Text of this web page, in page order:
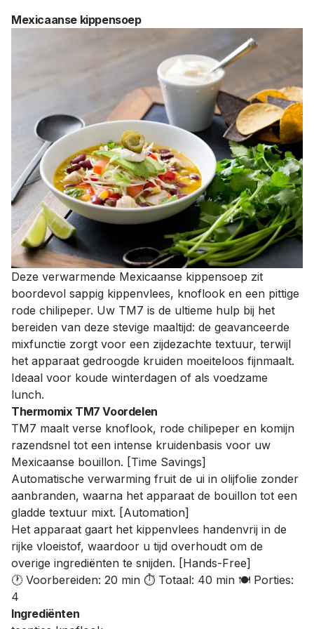
Mexicaanse kippensoep
Deze verwarmende Mexicaanse kippensoep zit
boordevol sappig kippenvlees, knoflook en een pittige
rode chilipeper. Uw TM7 is de ultieme hulp bij het
bereiden van deze stevige maaltijd: de geavanceerde
mixfunctie zorgt voor een zijdezachte textuur, terwijl
het apparaat gedroogde kruiden moeiteloos fijnmaalt.
Ideaal voor koude winterdagen of als voedzame
lunch.
Thermomix TM7 Voordelen
TM7 maalt verse knoflook, rode chilipeper en komijn
razendsnel tot een intense kruidenbasis voor uw
Mexicaanse bouillon. [Time Savings]
Automatische verwarming fruit de ui in olijfolie zonder
aanbranden, waarna het apparaat de bouillon tot een
gladde textuur mixt. [Automation]
Het apparaat gaart het kippenvlees handenvrij in de
rijke vloeistof, waardoor u tijd overhoudt om de
overige ingrediënten te snijden. [Hands-Free]
🕐 Voorbereiden: 20 min ⏱️ Totaal: 40 min 🍽️ Porties:
4
Ingrediënten